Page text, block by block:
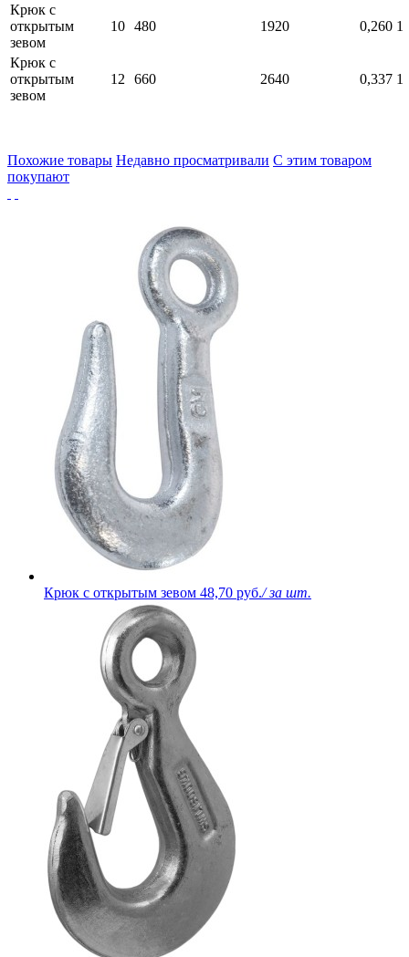
Крюк с
открытым
зевом
10 480 1920 0,260 1
Крюк с
открытым
зевом
12 660 2640 0,337 1
Похожие товары Недавно просматривали С этим товаром
покупают
Крюк с открытым зевом 48,70 руб./ за шт.